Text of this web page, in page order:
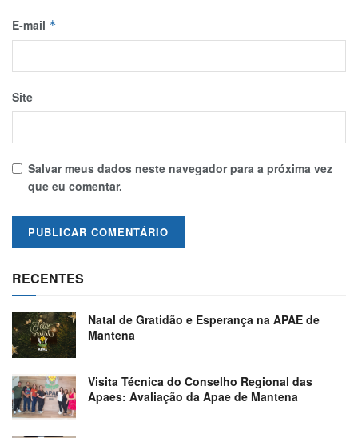
E-mail *
Site
Salvar meus dados neste navegador para a próxima vez
que eu comentar.
RECENTES
Natal de Gratidão e Esperança na APAE de
Mantena
Visita Técnica do Conselho Regional das
Apaes: Avaliação da Apae de Mantena